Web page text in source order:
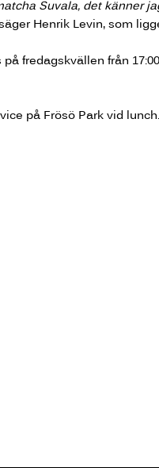
Suvala, det känner
Henrik Levin, som
fredagskvällen från
på Frösö Park vid